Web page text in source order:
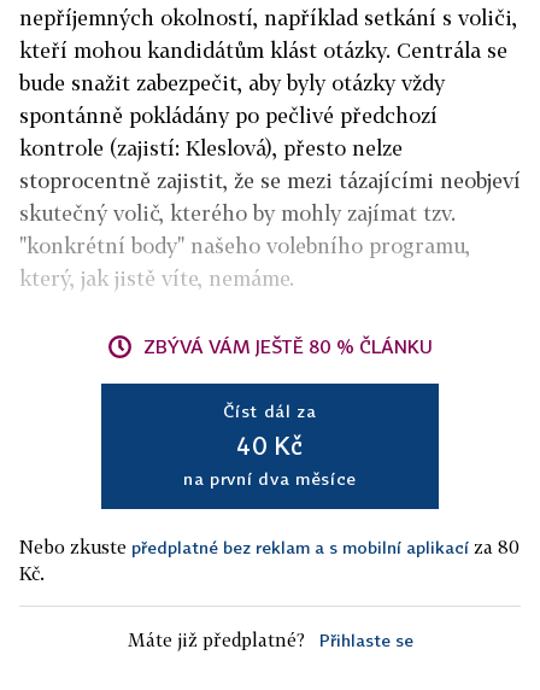
nepříjemných okolností, například setkání s voliči,
kteří mohou kandidátům klást otázky. Centrála se
bude snažit zabezpečit, aby byly otázky vždy
spontánně pokládány po pečlivé předchozí
kontrole (zajistí: Kleslová), přesto nelze
stoprocentně zajistit, že se mezi tázajícími neobjeví
skutečný volič, kterého by mohly zajímat tzv.
"konkrétní body" našeho volebního programu,
který, jak jistě víte, nemáme.
ZBÝVÁ VÁM JEŠTĚ 80 % ČLÁNKU
Číst dál za
40 Kč
na první dva měsíce
Nebo zkuste předplatné bez reklam a s mobilní aplikací za 80
Kč.
Máte již předplatné? Přihlaste se